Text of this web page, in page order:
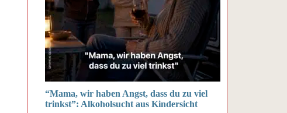
“Mama, wir haben Angst, dass du zu viel
trinkst”: Alkoholsucht aus Kindersicht